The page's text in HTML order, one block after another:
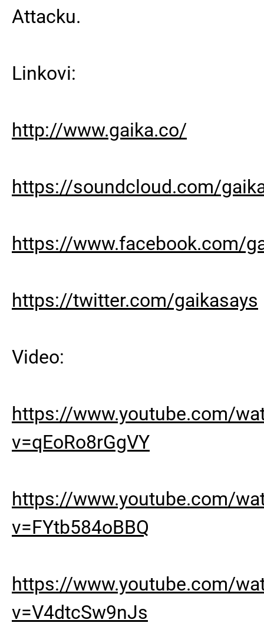
Attacku.
Linkovi:
http://www.gaika.co/
https://soundcloud.com/
https://www.facebook.com/
https://twitter.com/gaikasays
Video:
https://www.youtube.com/
v=qEoRo8rGgVY
https://www.youtube.com/
v=FYtb584oBBQ
https://www.youtube.com/
v=V4dtcSw9nJs